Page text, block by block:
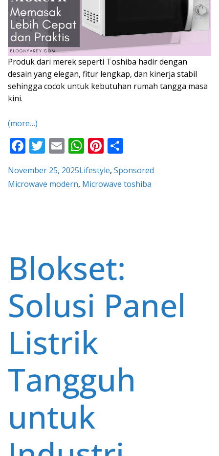
Produk dari merek seperti Toshiba hadir dengan
desain yang elegan, fitur lengkap, dan kinerja stabil
sehingga cocok untuk kebutuhan rumah tangga masa
kini.
(more…)
F
e
b
T
itt
er
E
ai
l
W
at
s
Pi
er
e
ar
e
November 25, 2025Lifestyle, Sponsored
Microwave modern, Microwave toshiba
Blokset:
Solusi Panel
Listrik
Tangguh
untuk